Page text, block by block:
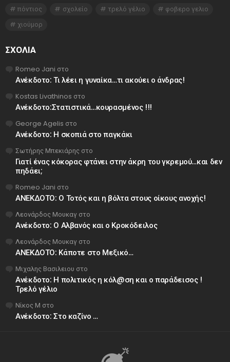
πόντιος
σχολείο τρελό γέλιο
φοβερο γελιο
χιούμορ
ΣΧΌΛΙΑ
Romeo Jani στο
Ανέκδοτο: Τι λέει η γυναίκα…τι ακούει ο άνδρας!
Kostas Livathinos στο
Ανέκδοτο:Στατιστικά…κουρασμένος !!!
George Agelis στο
Ανέκδοτο: Η σκοπιά στο παγκάκι
Σωτήρης Μπεκιάρης στο
Γιατί ένας κόκορας φτάνει στην άκρη του γκρεμού…και δεν
πηδάει;
Romeo Jani στο
ΑΝΕΚΔΟΤΟ: Ο Τοτός και η βόλτα στους οίκους ανοχής!
Λεονάρδος Μουκαγ στο
Ανέκδοτο: Ο Αλβανός και ο Κροκόδειλος
Λεονάρδος Μουκαγ στο
ΑΝΕΚΔΟΤΟ: Κάποτε στο Μεξικό…
Μιχαλης Βασιλειου στο
Ανέκδοτο: Η πολιτικός η κόλ@ση και ο παράδεισος !
Τρελό γέλιο
Νίκος Μ στο
Ανέκδοτο: Στο καζίνο …